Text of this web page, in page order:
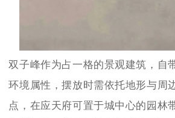
双子峰作为占一格的景观建筑，自
环境属性，摆放时需依托地形与周
点，在应天府可置于城中心的园林